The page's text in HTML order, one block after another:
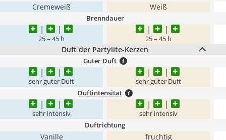
Cremeweiß Weiß
Brenndauer
25 – 45 h 25 – 45 h
Duft der Partylite-Kerzen
Guter Duft
sehr guter Duft sehr guter Duft
Duftintensität
sehr intensiv sehr intensiv
Duftrichtung
Vanille fruchtig